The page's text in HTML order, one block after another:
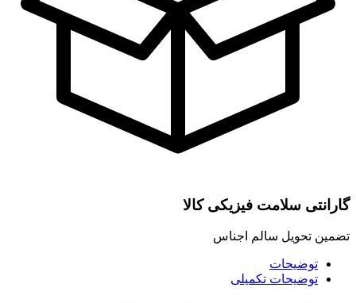
گارانتی سلامت فیزیکی کالا
تضمین تحویل سالم اجناس
توضیحات
توضیحات تکمیلی